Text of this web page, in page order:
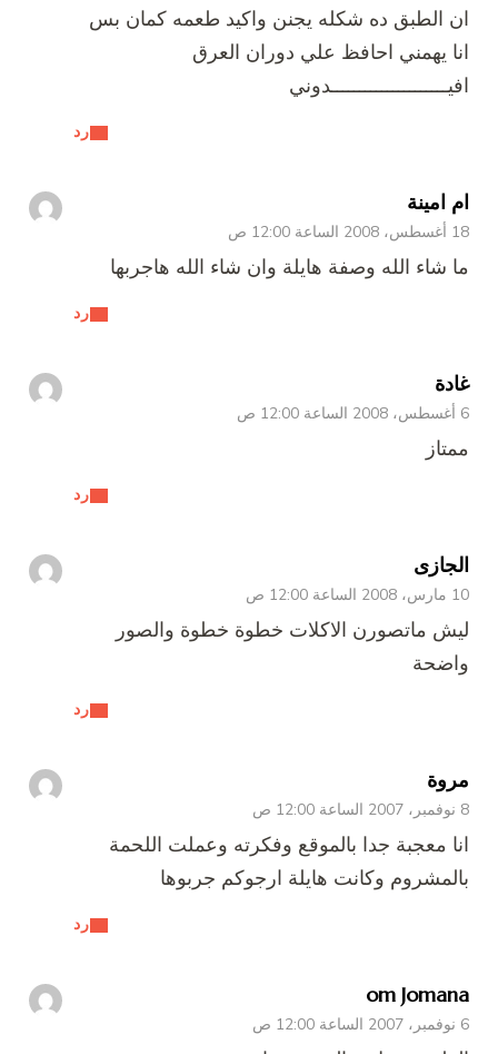
رد
ان الطبق ده شكله يجنن واكيد طعمه كمان بس
انا يهمني احافظ علي دوران العرق
افيـــــــــــــــــــــدوني
ام امينة
18 أغسطس، 2008 الساعة 12:00 ص
رد
ما شاء الله وصفة هايلة وان شاء الله هاجربها
غادة
6 أغسطس، 2008 الساعة 12:00 ص
رد
ممتاز
الجازى
10 مارس، 2008 الساعة 12:00 ص
رد
ليش ماتصورن الاكلات خطوة خطوة والصور
واضحة
مروة
8 نوفمبر، 2007 الساعة 12:00 ص
رد
انا معجبة جدا بالموقع وفكرته وعملت اللحمة
بالمشروم وكانت هايلة ارجوكم جربوها
om Jomana
6 نوفمبر، 2007 الساعة 12:00 ص